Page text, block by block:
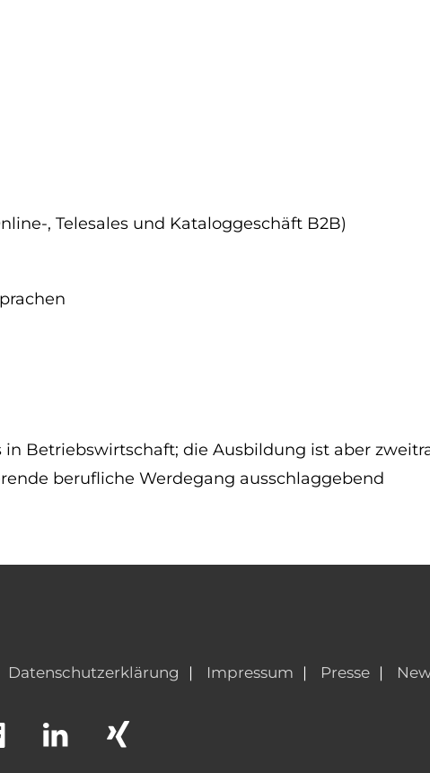
, Telesales und Kataloggeschäft B2B)
Betriebswirtschaft; die Ausbildung ist aber
berufliche Werdegang ausschlaggebend
Datenschutzerklärung Impressum Presse